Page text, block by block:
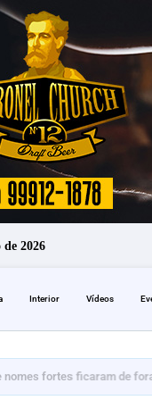
2026
Interior Vídeos